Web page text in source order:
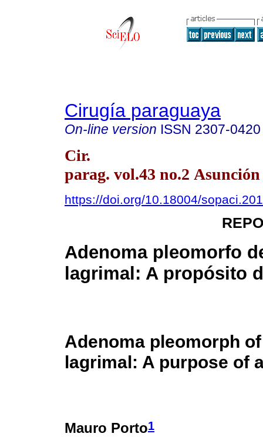
Cirugía paraguaya
On-line version ISSN 2307-0420
Cir.
parag. vol.43 no.2
https://doi.org/10.18004/
Adenoma pleomorfo
lagrimal: A propósito
Adenoma pleomorph
lagrimal: A purpose of
Mauro Porto1